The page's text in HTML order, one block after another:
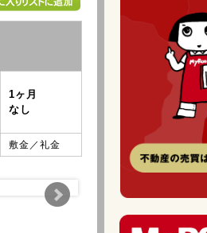
1ヶ月
なし
敷金／礼金